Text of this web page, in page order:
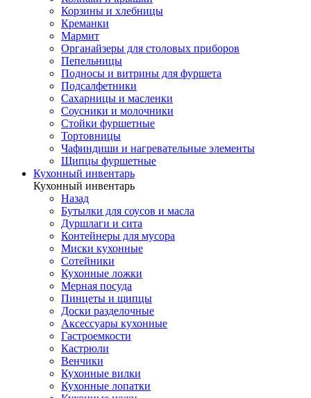
Корзины и хлебницы
Креманки
Мармит
Органайзеры для столовых приборов
Пепельницы
Подносы и витрины для фуршета
Подсалфетники
Сахарницы и масленки
Соусники и молочники
Стойки фуршетные
Тортовницы
Чафиндиши и нагревательные элементы
Щипцы фуршетные
Кухонный инвентарь
Кухонный инвентарь
Назад
Бутылки для соусов и масла
Дуршлаги и сита
Контейнеры для мусора
Миски кухонные
Сотейники
Кухонные ложки
Мерная посуда
Пинцеты и щипцы
Доски разделочные
Аксессуары кухонные
Гастроемкости
Кастрюли
Венчики
Кухонные вилки
Кухонные лопатки